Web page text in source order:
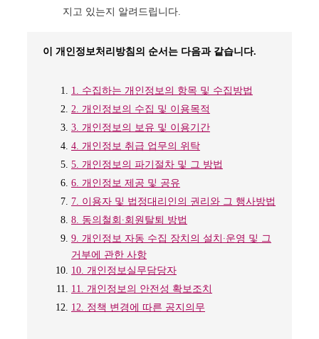
지고 있는지 알려드립니다.
이 개인정보처리방침의 순서는 다음과 같습니다.
1. 수집하는 개인정보의 항목 및 수집방법
2. 개인정보의 수집 및 이용목적
3. 개인정보의 보유 및 이용기간
4. 개인정보 취급 업무의 위탁
5. 개인정보의 파기절차 및 그 방법
6. 개인정보 제공 및 공유
7. 이용자 및 법정대리인의 권리와 그 행사방법
8. 동의철회∙회원탈퇴 방법
9. 개인정보 자동 수집 장치의 설치∙운영 및 그
거부에 관한 사항
10. 개인정보실무담당자
11. 개인정보의 안전성 확보조치
12. 정책 변경에 따른 공지의무